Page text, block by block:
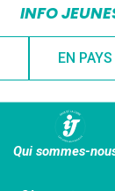
INFO
EN
Qui sommes-